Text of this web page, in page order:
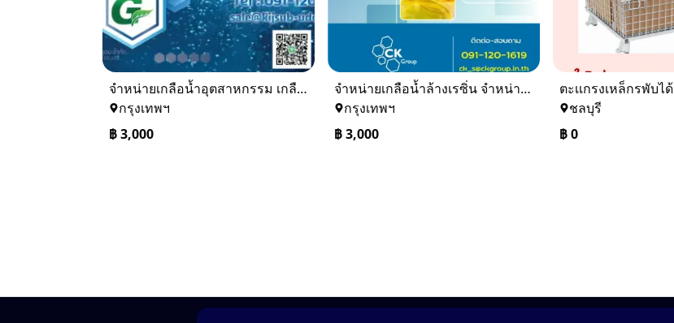
จำหน่ายเกลือน้ำอุตสาหกรรม เกลือน้ำล้างเรซิ่น
กรุงเทพฯ
฿3,000
จำหน่ายเกลือน้ำล้างเรซิ่น จำหน่ายเกลือน้ำอุตสาหกรรม
กรุงเทพฯ
฿3,000
ตะเเกรงเหล็กรพับได้
ชลบุรี
฿0